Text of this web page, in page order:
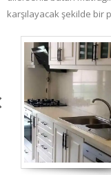
karşılayacak şekilde bir